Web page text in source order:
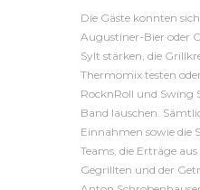
Die Gäste konnten
Augustiner-Bier oder
Sylt stärken, die
Thermomix testen
RocknRoll und Swing
Band lauschen.
Einnahmen sowie die
Teams, die Erträge
Gegrillten und der